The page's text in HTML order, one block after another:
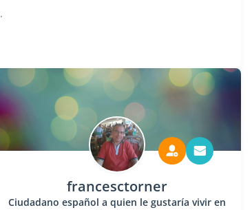
.
francesctorner
Ciudadano español a quien le gustaría vivir en